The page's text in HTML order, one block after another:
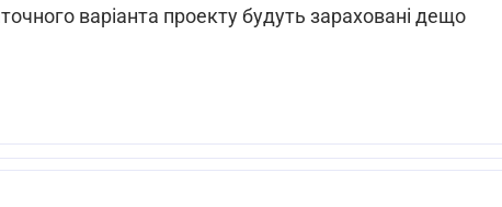
варіанта проекту будуть зараховані дещо